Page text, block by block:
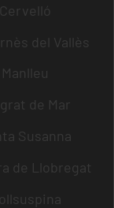
Cervelló
del Vallès
Manlleu
de Mar
Susanna
de Llobregat